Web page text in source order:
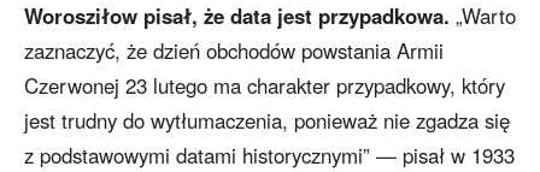
Worosziłow pisał, że data jest przypadkowa. „Warto
zaznaczyć, że dzień obchodów powstania Armii
Czerwonej 23 lutego ma charakter przypadkowy, który
jest trudny do wytłumaczenia, ponieważ nie zgadza się
z podstawowymi datami historycznymi” — pisał w 1933